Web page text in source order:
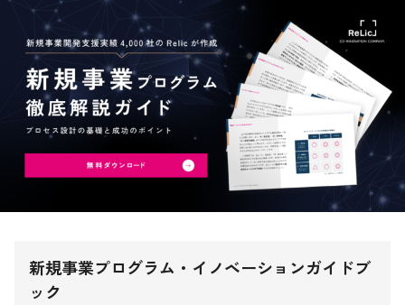
新規事業プログラム・イノベーションガイドブ
ック